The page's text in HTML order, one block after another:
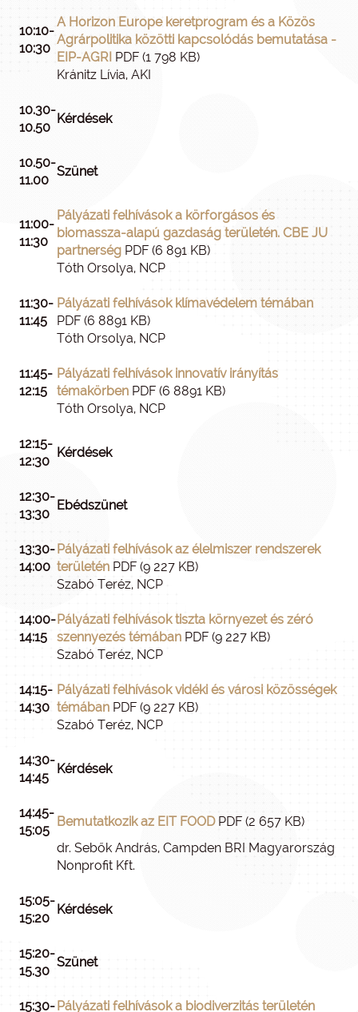
10:10-
10:30
A Horizon Europe keretprogram és a Közös
Agrárpolitika közötti kapcsolódás bemutatása -
EIP-AGRI PDF (1 798 KB)
Kránitz Lívia, AKI
10.30-
10.50
Kérdések
10.50-
11.00
Szünet
11:00-
11:30
Pályázati felhívások a körforgásos és
biomassza-alapú gazdaság területén. CBE JU
partnerség PDF (6 891 KB)
Tóth Orsolya, NCP
11:30-
11:45
Pályázati felhívások klímavédelem témában
PDF (6 8891 KB)
Tóth Orsolya, NCP
11:45-
12:15
Pályázati felhívások innovatív irányítás
témakörben PDF (6 8891 KB)
Tóth Orsolya, NCP
12:15-
12:30
Kérdések
12:30-
13:30
Ebédszünet
13:30-
14:00
Pályázati felhívások az élelmiszer rendszerek
területén PDF (9 227 KB)
Szabó Teréz, NCP
14:00-
14:15
Pályázati felhívások tiszta környezet és zéró
szennyezés témában PDF (9 227 KB)
Szabó Teréz, NCP
14:15-
14:30
Pályázati felhívások vidéki és városi közösségek
témában PDF (9 227 KB)
Szabó Teréz, NCP
14:30-
14:45
Kérdések
14:45-
15:05
Bemutatkozik az EIT FOODPDF (2 657 KB)
dr. Sebők András, Campden BRI Magyarország
Nonprofit Kft.
15:05-
15:20
Kérdések
15:20-
15.30
Szünet
15:30- Pályázati felhívások a biodiverzitás területén